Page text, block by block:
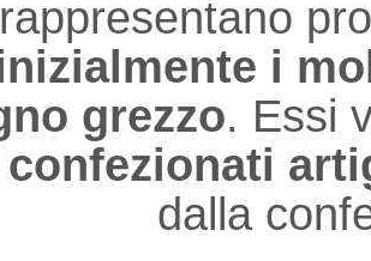
rappresentano
i
grezzo. Essi
confezionati
dalla